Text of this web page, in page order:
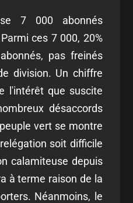
7 000 abonnés
ces 7 000, 20%
pas freinés
division. Un chiffre
l'intérêt que suscite
désaccords
vert se montre
soit difficile
calamiteuse depuis
à terme raison de la
Néanmoins, le